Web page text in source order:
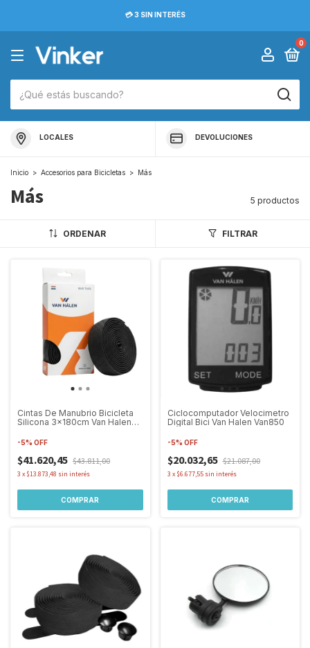
💳 3 SIN INTERÉS
0
LOCALES DEVOLUCIONES
Inicio > Accesorios para Bicicletas > Más
Más 5 productos
ORDENAR FILTRAR
Cintas De Manubrio Bicicleta
Silicona 3x180cm Van Halen
-5% OFF
$41.620,45 $43.811,00
3 x $13.873,48 sin interés
Ciclocomputador Velocimetro
Digital Bici Van Halen Van850
-5% OFF
$20.032,65 $21.087,00
3 x $6.677,55 sin interés
COMPRAR